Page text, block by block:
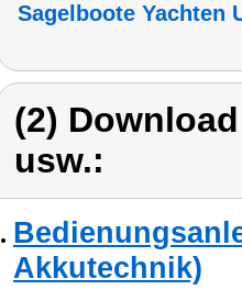
Sagelboote Yachten
(2)
usw.:
Akkutechnik)